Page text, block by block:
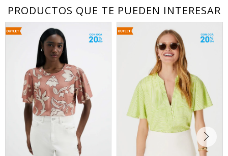
PRODUCTOS QUE TE PUEDEN INTERESAR